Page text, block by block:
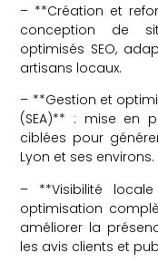
– **Création et
conception de
optimisés SEO,
artisans locaux.
– **Gestion et
(SEA)** : mise en
ciblées pour
Lyon et ses environs.
– **Visibilité
optimisation
améliorer la
les avis clients et